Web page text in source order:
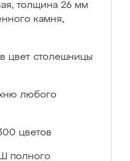
толщина 26 мм
камня,
цвет столешницы
любого
цветов
полного